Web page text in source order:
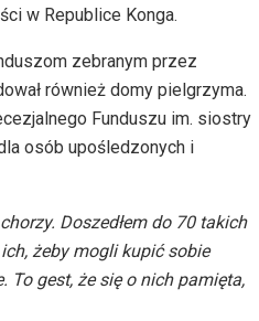
w Republice Konga.
zebranym przez
również domy pielgrzyma.
Funduszu im. siostry
osób upośledzonych i
Doszedłem do 70 takich
żeby mogli kupić sobie
To gest, że się o nich pamięta,